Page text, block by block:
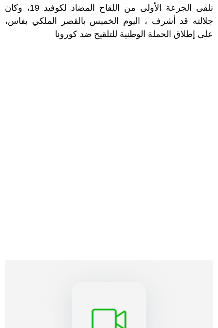
تلقى الجرعة الأولى من اللقاح المضاد لكوفيد 19، وكان
جلالته قد أشرف ، اليوم الخميس بالقصر الملكي بفاس،
على إطلاق الحملة الوطنية للتلقيح ضد كورونا